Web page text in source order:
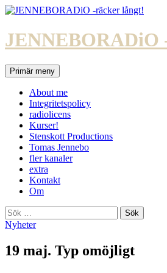
Hoppa
innehåll
JENNEBORADiO
SökPrimär meny
About me
Integritetspolicy
radiolicens
Kurser!
Stenskott Productions
Tomas Jennebo
fler kanaler
extra
Kontakt
Om
Sök
efter:
Nyheter
19 maj. Typ omöjligt